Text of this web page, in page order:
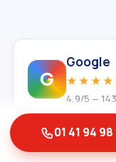
G
Google
4,9/5 —
01 41 94 98